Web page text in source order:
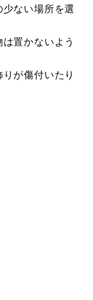
ない場所を選
置かないよう
が傷付いたり